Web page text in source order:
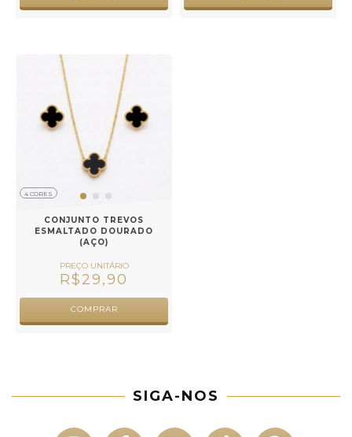
4 CORES
CONJUNTO TREVOS
ESMALTADO DOURADO
(AÇO)
R$29,90
COMPRAR
SIGA-NOS